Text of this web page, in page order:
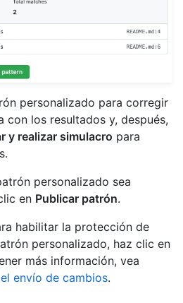
personalizado para corregir
con los resultados y, después,
y realizar simulacro para
personalizado sea
en Publicar patrón.
habilitar la protección de
personalizado, haz clic en
más información, vea
envío de cambios.